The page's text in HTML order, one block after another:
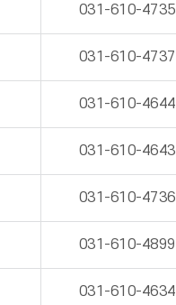
031-610-4735
031-610-4737
031-610-4644
031-610-4643
031-610-4736
031-610-4899
031-610-4634